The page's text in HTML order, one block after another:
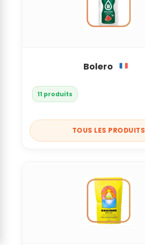
Bolero
11 produits
TOUS LES PRODUITS